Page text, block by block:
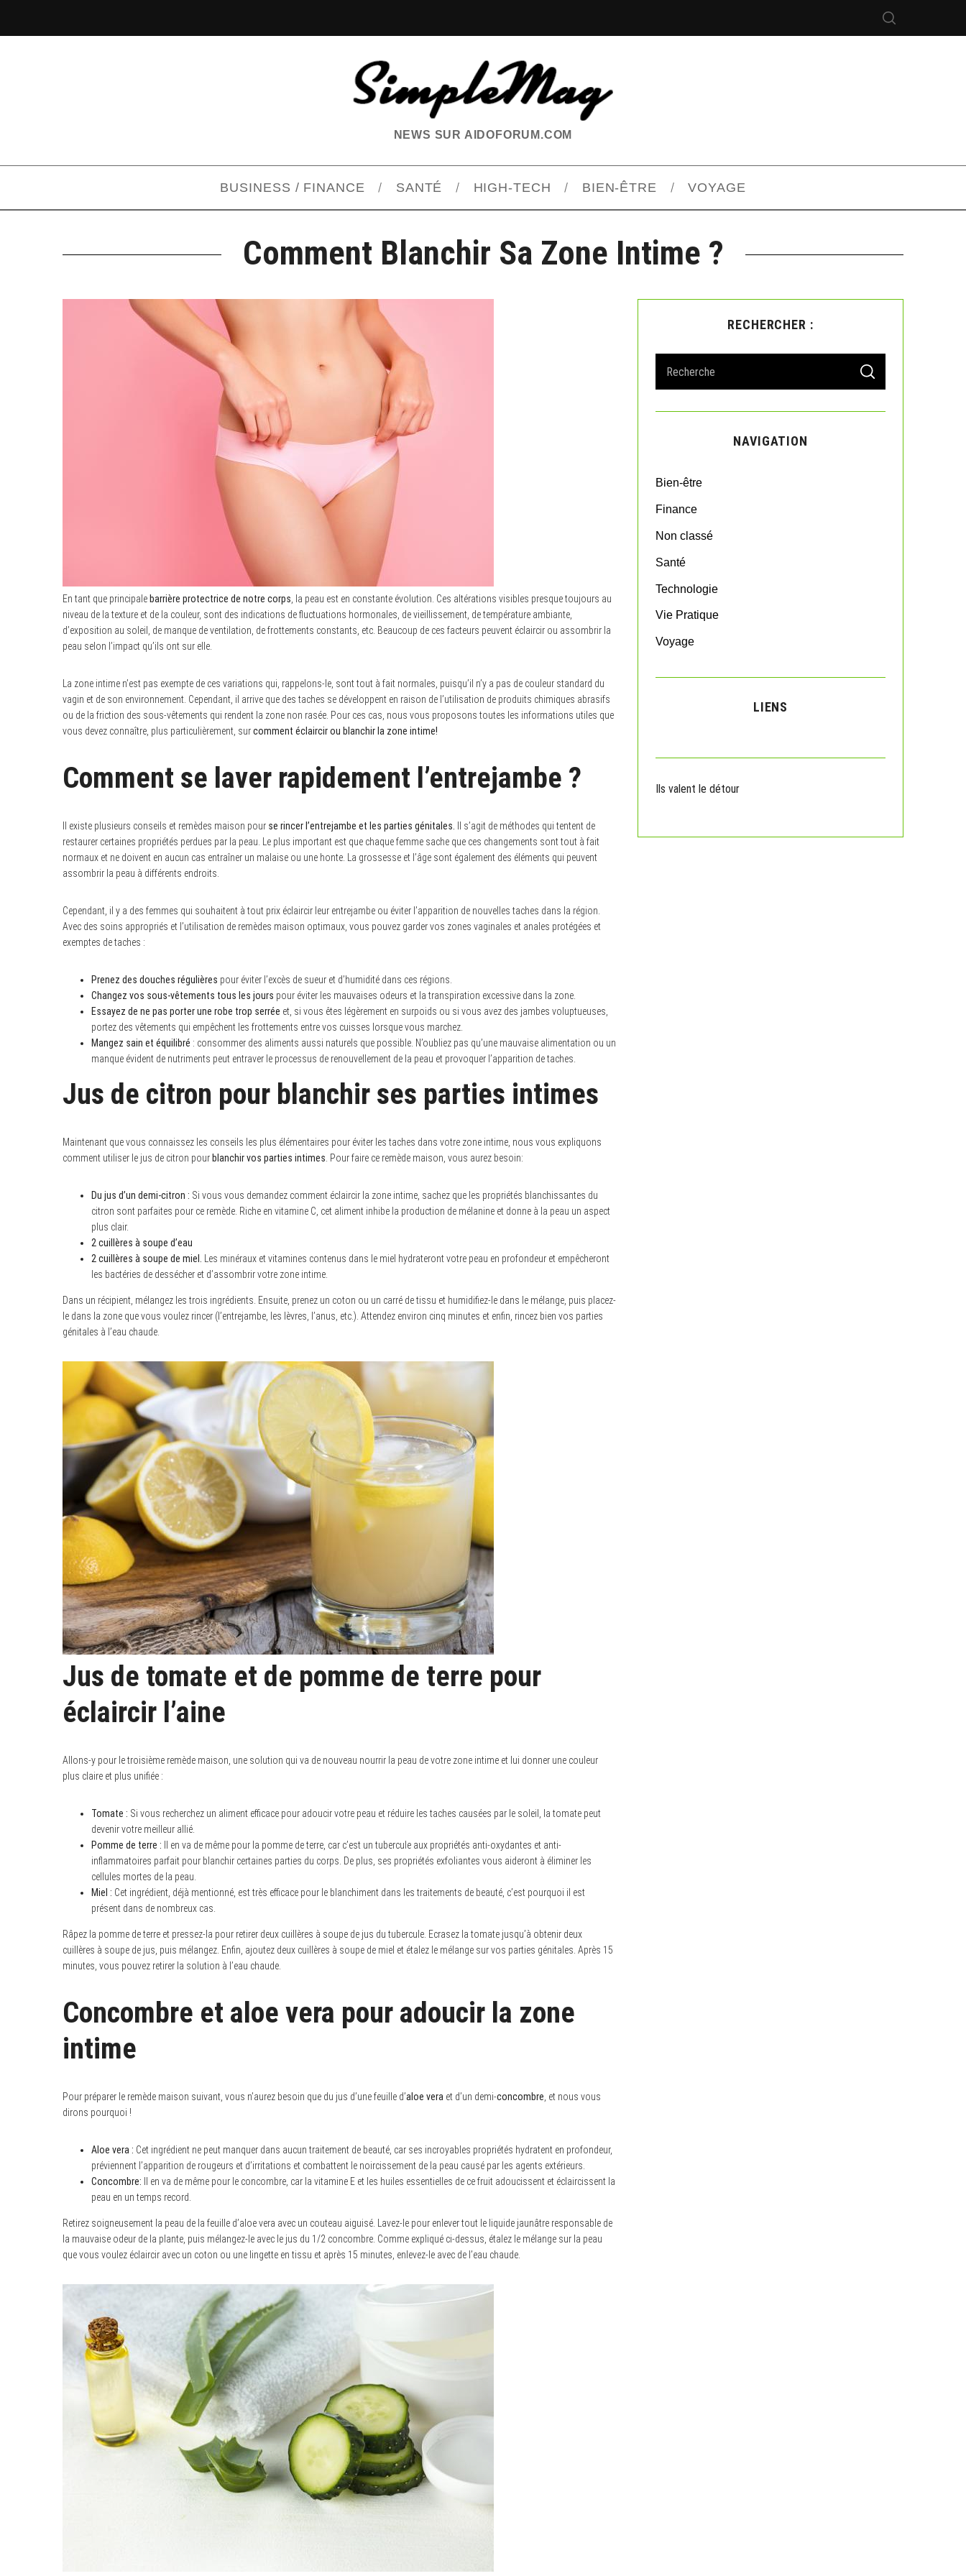
NEWS SUR AIDOFORUM.COM
BUSINESS / FINANCE SANTÉ HIGH-TECH BIEN-ÊTRE VOYAGE
Comment Blanchir Sa Zone Intime ?
En tant que principale barrière protectrice de notre corps , la peau est en constante évolution. Ces altérations visibles presque toujours au
niveau de la texture et de la couleur, sont des indications de fluctuations hormonales, de vieillissement, de température ambiante,
d’exposition au soleil, de manque de ventilation, de frottements constants, etc. Beaucoup de ces facteurs peuvent éclaircir ou assombrir la
peau selon l’impact qu’ils ont sur elle.
La zone intime n’est pas exempte de ces variations qui, rappelons-le, sont tout à fait normales, puisqu’il n’y a pas de couleur standard du
vagin et de son environnement. Cependant, il arrive que des taches se développent en raison de l’utilisation de produits chimiques abrasifs
ou de la friction des sous-vêtements qui rendent la zone non rasée. Pour ces cas, nous vous proposons toutes les informations utiles que
vous devez connaître, plus particulièrement, surcomment éclaircir ou blanchir la zone intime!
Comment se laver rapidement l’entrejambe ?
Il existe plusieurs conseils et remèdes maison pour se rincer l’entrejambe et les parties génitales.
Il s’agit de méthodes qui tentent de
restaurer certaines propriétés perdues par la peau. Le plus important est que chaque femme sache que ces changements sont tout à fait
normaux et ne doivent en aucun cas entraîner un malaise ou une honte. La grossesse et l’âge sont également des éléments qui peuvent
assombrir la peau à différents endroits.
Cependant, il y a des femmes qui souhaitent à tout prix éclaircir leur entrejambe ou éviter l’apparition de nouvelles taches dans la région.
Avec des soins appropriés et l’utilisation de remèdes maison optimaux, vous pouvez garder vos zones vaginales et anales protégées et
exemptes de taches :
Prenez des douches régulières pour éviter l’excès de sueur et d’humidité dans ces régions.
Changez vos sous-vêtements tous les jours pour éviter les mauvaises odeurs et la transpiration excessive dans la zone.
Essayez de ne pas porter une robe trop serrée et, si vous êtes légèrement en surpoids ou si vous avez des jambes voluptueuses,
portez des vêtements qui empêchent les frottements entre vos cuisses lorsque vous marchez.
Mangez sain et équilibré : consommer des aliments aussi naturels que possible. N’oubliez pas qu’une mauvaise alimentation ou un
manque évident de nutriments peut entraver le processus de renouvellement de la peau et provoquer l’apparition de taches.
Jus de citron pour blanchir ses parties intimes
Maintenant que vous connaissez les conseils les plus élémentaires pour éviter les taches dans votre zone intime, nous vous expliquons
comment utiliser le jus de citron pour blanchir vos parties intimes . Pour faire ce remède maison, vous aurez besoin:
Du jus d’un demi-citron : Si vous vous demandez comment éclaircir la zone intime, sachez que les propriétés blanchissantes du
citron sont parfaites pour ce remède. Riche en vitamine C, cet aliment inhibe la production de mélanine et donne à la peau un aspect
plus clair.
2 cuillères à soupe d’eau
2 cuillères à soupe de miel.
Les minéraux et vitamines contenus dans le miel hydrateront votre peau en profondeur et empêcheront
les bactéries de dessécher et d’assombrir votre zone intime.
Dans un récipient, mélangez les trois ingrédients. Ensuite, prenez un coton ou un carré de tissu et humidifiez-le dans le mélange, puis placez-
le dans la zone que vous voulez rincer (l’entrejambe, les lèvres, l’anus, etc.). Attendez environ cinq minutes et enfin, rincez bien vos parties
génitales à l’eau chaude.
Jus de tomate et de pomme de terre pour
éclaircir l’aine
Allons-y pour le troisième remède maison, une solution qui va de nouveau nourrir la peau de votre zone intime et lui donner une couleur
plus claire et plus unifiée :
Tomate : Si vous recherchez un aliment efficace pour adoucir votre peau et réduire les taches causées par le soleil, la tomate peut
devenir votre meilleur allié.
Pomme de terre :
Il en va de même pour la pomme de terre, car c’est un tubercule aux propriétés anti-oxydantes et anti-
inflammatoires parfait pour blanchir certaines parties du corps. De plus, ses propriétés exfoliantes vous aideront à éliminer les
cellules mortes de la peau.
Miel : Cet ingrédient, déjà mentionné, est très efficace pour le blanchiment dans les traitements de beauté, c’est pourquoi il est
présent dans de nombreux cas.
Râpez la pomme de terre et pressez-la pour retirer deux cuillères à soupe de jus du tubercule. Ecrasez la tomate jusqu’à obtenir deux
cuillères à soupe de jus, puis mélangez. Enfin, ajoutez deux cuillères à soupe de miel et étalez le mélange sur vos parties génitales. Après 15
minutes, vous pouvez retirer la solution à l’eau chaude.
Concombre et aloe vera pour adoucir la zone
intime
Pour préparer le remède maison suivant, vous n’aurez besoin que du jus d’une feuille d’aloe vera et d’un demi-concombre , et nous vous
dirons pourquoi !
Aloe vera : Cet ingrédient ne peut manquer dans aucun traitement de beauté, car ses incroyables propriétés hydratent en profondeur,
préviennent l’apparition de rougeurs et d’irritations et combattent le noircissement de la peau causé par les agents extérieurs.
Concombre:
Il en va de même pour le concombre, car la vitamine E et les huiles essentielles de ce fruit adoucissent et éclaircissent la
peau en un temps record.
Retirez soigneusement la peau de la feuille d’aloe vera avec un couteau aiguisé. Lavez-le pour enlever tout le liquide jaunâtre responsable de
la mauvaise odeur de la plante, puis mélangez-le avec le jus du 1/2 concombre. Comme expliqué ci-dessus, étalez le mélange sur la peau
que vous voulez éclaircir avec un coton ou une lingette en tissu et après 15 minutes, enlevez-le avec de l’eau chaude.
RECHERCHER :
a
r
o
S
A
C
NAVIGATION
Bien-être
Finance
Non classé
Santé
Technologie
Vie Pratique
Voyage
LIENS
Ils valent le détour
e
r
c
h
f
o
r
: